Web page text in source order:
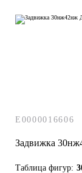
E0000016606
Задвижка
Таблица фигур: